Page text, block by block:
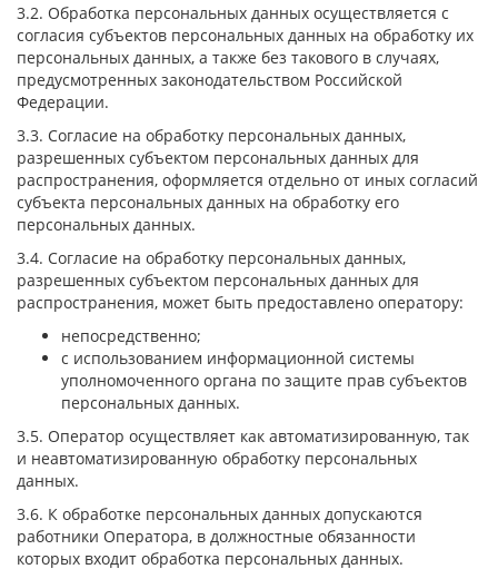
3.2. Обработка персональных данных осуществляется с
согласия субъектов персональных данных на обработку их
персональных данных, а также без такового в случаях,
предусмотренных законодательством Российской
Федерации.
3.3. Согласие на обработку персональных данных,
разрешенных субъектом персональных данных для
распространения, оформляется отдельно от иных согласий
субъекта персональных данных на обработку его
персональных данных.
3.4. Согласие на обработку персональных данных,
разрешенных субъектом персональных данных для
распространения, может быть предоставлено оператору:
непосредственно;
с использованием информационной системы
уполномоченного органа по защите прав субъектов
персональных данных.
3.5. Оператор осуществляет как автоматизированную, так
и неавтоматизированную обработку персональных
данных.
3.6. К обработке персональных данных допускаются
работники Оператора, в должностные обязанности
которых входит обработка персональных данных.